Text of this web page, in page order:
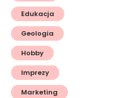
Edukacja
Geologia
Hobby
Imprezy
Marketing